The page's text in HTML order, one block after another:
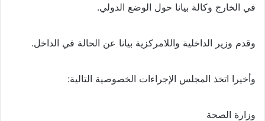
في الخارج وكالة بيانا حول الوضع الدولي.
وقدم وزير الداخلية واللامركزية بيانا عن الحالة في الداخل.
وأخيرا اتخذ المجلس الإجراءات الخصوصية التالية:
وزارة الصحة